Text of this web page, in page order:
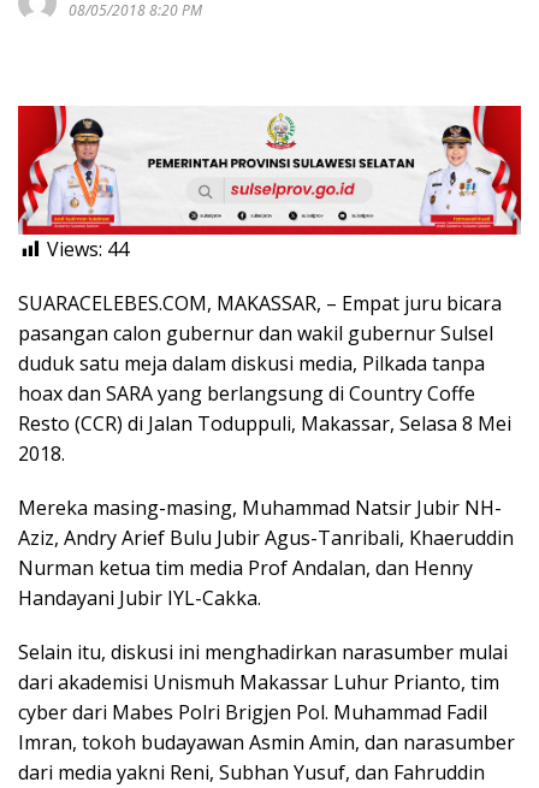
08/05/2018 8:20 PM
Views: 44
SUARACELEBES.COM, MAKASSAR, – Empat juru bicara
pasangan calon gubernur dan wakil gubernur Sulsel
duduk satu meja dalam diskusi media, Pilkada tanpa
hoax dan SARA yang berlangsung di Country Coffe
Resto (CCR) di Jalan Toduppuli, Makassar, Selasa 8 Mei
2018.
Mereka masing-masing, Muhammad Natsir Jubir NH-
Aziz, Andry Arief Bulu Jubir Agus-Tanribali, Khaeruddin
Nurman ketua tim media Prof Andalan, dan Henny
Handayani Jubir IYL-Cakka.
Selain itu, diskusi ini menghadirkan narasumber mulai
dari akademisi Unismuh Makassar Luhur Prianto, tim
cyber dari Mabes Polri Brigjen Pol. Muhammad Fadil
Imran, tokoh budayawan Asmin Amin, dan narasumber
dari media yakni Reni, Subhan Yusuf, dan Fahruddin